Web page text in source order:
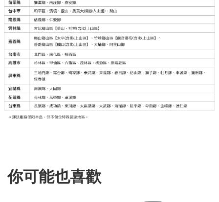
你可能也喜歡